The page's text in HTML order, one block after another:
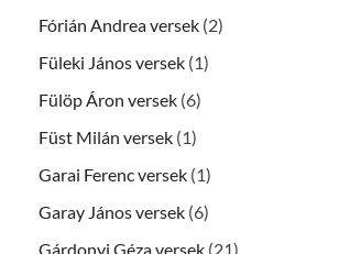
Fórián Andrea versek (2)
Füleki János versek (1)
Fülöp Áron versek (6)
Füst Milán versek (1)
Garai Ferenc versek (1)
Garay János versek (6)
Gárdonyi Géza versek (21)